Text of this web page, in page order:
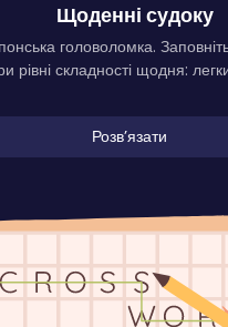
Щоденні судоку
головоломка.
рівні складності щодня:
Розвʼязати